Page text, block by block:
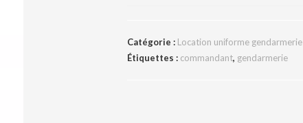
Catégorie : Location uniforme gendarmerie
Étiquettes : commandant, gendarmerie